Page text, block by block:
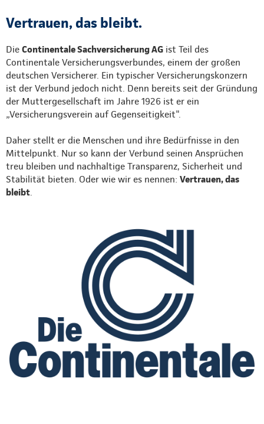
Vertrauen, das bleibt.
Die Continentale Sachversicherung AG ist Teil des
Continentale Versicherungsverbundes, einem der großen
deutschen Versicherer. Ein typischer Versicherungskonzern
ist der Verbund jedoch nicht. Denn bereits seit der Gründung
der Muttergesellschaft im Jahre 1926 ist er ein
„Versicherungsverein auf Gegenseitigkeit".
Daher stellt er die Menschen und ihre Bedürfnisse in den
Mittelpunkt. Nur so kann der Verbund seinen Ansprüchen
treu bleiben und nachhaltige Transparenz, Sicherheit und
Stabilität bieten. Oder wie wir es nennen: Vertrauen, das
bleibt.